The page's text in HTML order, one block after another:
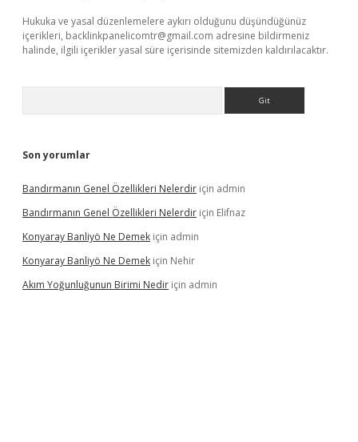
Hukuka ve yasal düzenlemelere aykırı olduğunu düşündüğünüz
içerikleri, backlinkpanelicomtr@gmail.com adresine bildirmeniz
halinde, ilgili içerikler yasal süre içerisinde sitemizden kaldırılacaktır.
Son yorumlar
Bandırmanın Genel Özellikleri Nelerdir için admin
Bandırmanın Genel Özellikleri Nelerdir için Elifnaz
Konyaray Banliyö Ne Demek için admin
Konyaray Banliyö Ne Demek için Nehir
Akım Yoğunluğunun Birimi Nedir için admin